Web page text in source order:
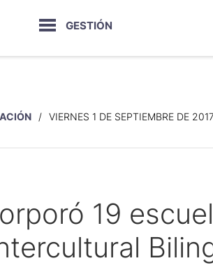
GESTIÓN
VIERNES 1 DE SEPTIEMBRE DE 2017
19